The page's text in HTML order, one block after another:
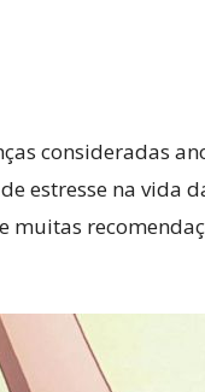
consideradas
estresse na vida
muitas